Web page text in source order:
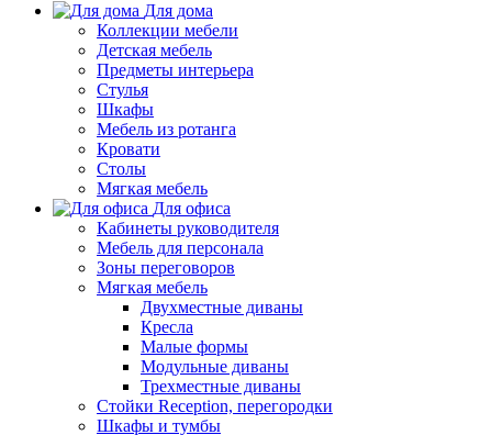
Для дома
Коллекции мебели
Детская мебель
Предметы интерьера
Стулья
Шкафы
Мебель из ротанга
Кровати
Столы
Мягкая мебель
Для офиса
Кабинеты руководителя
Мебель для персонала
Зоны переговоров
Мягкая мебель
Двухместные диваны
Кресла
Малые формы
Модульные диваны
Трехместные диваны
Стойки Reception, перегородки
Шкафы и тумбы